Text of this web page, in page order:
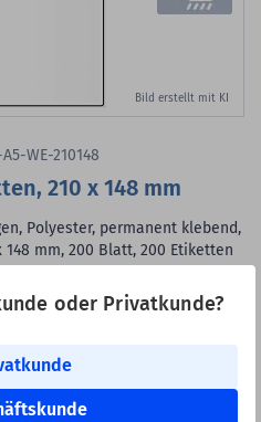
oder Privatkunde?
Bild erstellt mit KI
WE-210148
210 x 148 mm
Polyester, permanent klebend,
mm, 200 Blatt, 200 Etiketten
Sicherheitsrand